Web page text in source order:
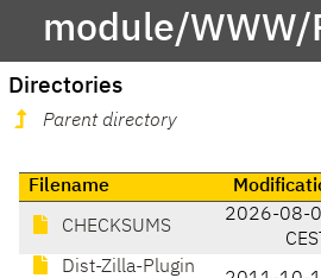
module/WWW/
Directories
Parent directory
Filename
CHECKSUMS
2026-08-
CEST
Dist-Zilla-Plugin